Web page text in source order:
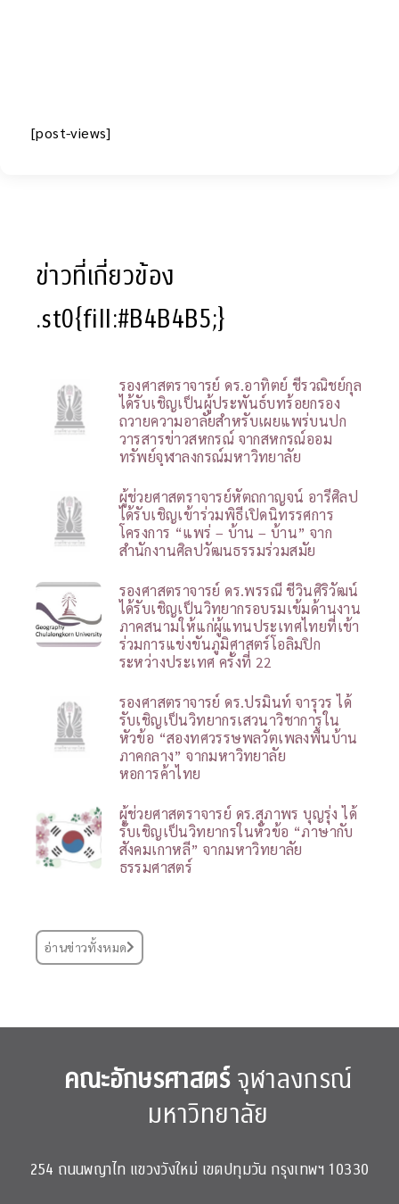
[post-views]
ข่าวที่เกี่ยวข้อง
.st0{fill:#B4B4B5;}
รองศาสตราจารย์ ดร.อาทิตย์ ชีรวณิชย์กุล
ได้รับเชิญเป็นผู้ประพันธ์บทร้อยกรอง
ถวายความอาลัยสำหรับเผยแพร่บนปก
วารสารข่าวสหกรณ์ จากสหกรณ์ออม
ทรัพย์จุฬาลงกรณ์มหาวิทยาลัย
ผู้ช่วยศาสตราจารย์หัตถกาญจน์ อารีศิลป
ได้รับเชิญเข้าร่วมพิธีเปิดนิทรรศการ
โครงการ “แพร่ – บ้าน – บ้าน” จาก
สำนักงานศิลปวัฒนธรรมร่วมสมัย
รองศาสตราจารย์ ดร.พรรณี ชีวินศิริวัฒน์
ได้รับเชิญเป็นวิทยากรอบรมเข้มด้านงาน
ภาคสนามให้แก่ผู้แทนประเทศไทยที่เข้า
ร่วมการแข่งขันภูมิศาสตร์โอลิมปิก
ระหว่างประเทศ ครั้งที่ 22
รองศาสตราจารย์ ดร.ปรมินท์ จารุวร ได้
รับเชิญเป็นวิทยากรเสวนาวิชาการใน
หัวข้อ “สองทศวรรษพลวัตเพลงพื้นบ้าน
ภาคกลาง” จากมหาวิทยาลัย
หอการค้าไทย
ผู้ช่วยศาสตราจารย์ ดร.สุภาพร บุญรุ่ง ได้
รับเชิญเป็นวิทยากรในหัวข้อ “ภาษากับ
สังคมเกาหลี” จากมหาวิทยาลัย
ธรรมศาสตร์
อ่านข่าวทั้งหมด
คณะอักษรศาสตร์จุฬาลงกรณ์
มหาวิทยาลัย
254 ถนนพญาไท แขวงวังใหม่ เขตปทุมวัน กรุงเทพฯ 10330